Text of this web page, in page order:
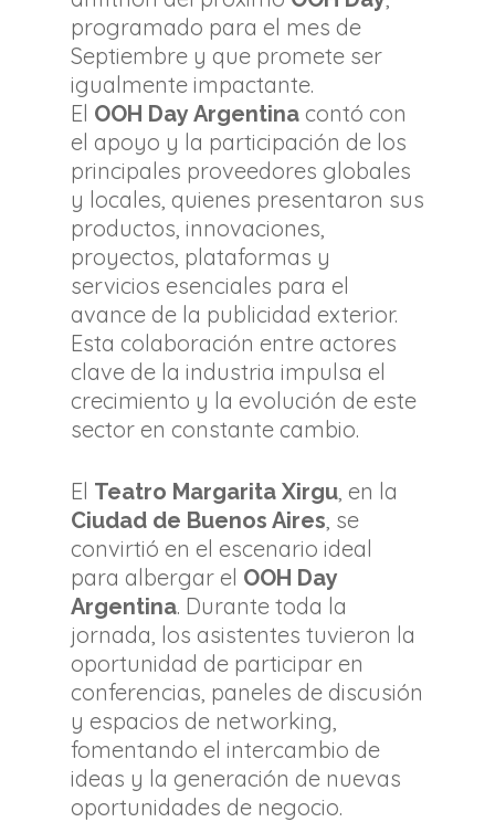
programado para el mes de
Septiembre y que promete ser
igualmente impactante.
El OOH Day Argentina contó con
el apoyo y la participación de los
principales proveedores globales
y locales, quienes presentaron sus
productos, innovaciones,
proyectos, plataformas y
servicios esenciales para el
avance de la publicidad exterior.
Esta colaboración entre actores
clave de la industria impulsa el
crecimiento y la evolución de este
sector en constante cambio.
El Teatro Margarita Xirgu, en la
Ciudad de Buenos Aires, se
convirtió en el escenario ideal
para albergar el OOH Day
Argentina. Durante toda la
jornada, los asistentes tuvieron la
oportunidad de participar en
conferencias, paneles de discusión
y espacios de networking,
fomentando el intercambio de
ideas y la generación de nuevas
oportunidades de negocio.
Inicio
Nuestra cámara
La industria OOH
Regulaciones
Delegaciones
Contacto